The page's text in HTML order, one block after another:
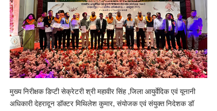
मुख्य निरीक्षक डिप्टी सेक्रेटरी श्री महावीर सिंह ,जिला आयुर्वेदिक एवं यूनानी
अधिकारी देहरादून डॉक्टर मिथिलेश कुमार, संयोजक एवं संयुक्त निदेशक डॉ